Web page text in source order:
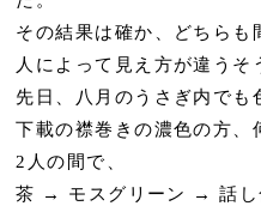
その結果は確か、どちらも
人によって見え方が違う
先日、八月のうさぎ内でも
下載の襟巻きの濃色の方、
2人の間で、
茶 → モスグリーン → 話